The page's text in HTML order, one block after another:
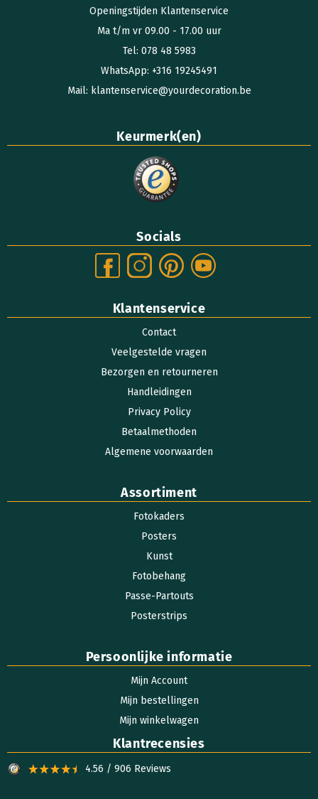
Openingstijden Klantenservice
Ma t/m vr 09.00 - 17.00 uur
Tel: 078 48 5983
WhatsApp: +316 19245491
Mail: klantenservice@yourdecoration.be
Keurmerk(en)
Socials
Klantenservice
Contact
Veelgestelde vragen
Bezorgen en retourneren
Handleidingen
Privacy Policy
Betaalmethoden
Algemene voorwaarden
Assortiment
Fotokaders
Posters
Kunst
Fotobehang
Passe-Partouts
Posterstrips
Persoonlijke informatie
Mijn Account
Mijn bestellingen
Mijn winkelwagen
Klantrecensies
4.56 / 906 Reviews